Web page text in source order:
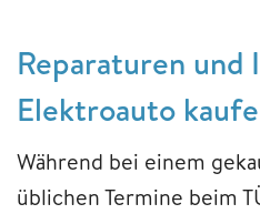
Reparaturen und
Elektroauto
Während bei einem
üblichen Termine beim